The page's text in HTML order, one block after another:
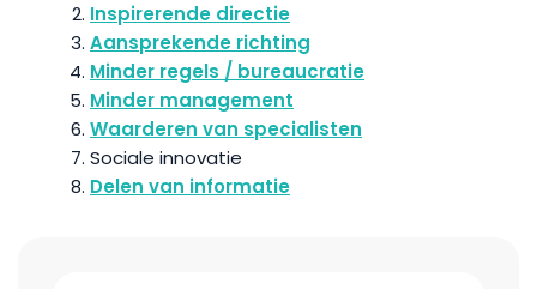
Inspirerende directie
Aansprekende richting
Minder regels / bureaucratie
Minder management
Waarderen van specialisten
Sociale innovatie
Delen van informatie